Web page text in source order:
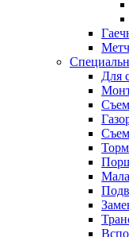
Для